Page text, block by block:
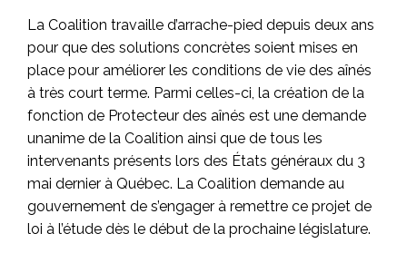
La Coalition travaille d’arrache-pied depuis deux ans
pour que des solutions concrètes soient mises en
place pour améliorer les conditions de vie des aînés
à très court terme. Parmi celles-ci, la création de la
fonction de Protecteur des aînés est une demande
unanime de la Coalition ainsi que de tous les
intervenants présents lors des États généraux du 3
mai dernier à Québec. La Coalition demande au
gouvernement de s’engager à remettre ce projet de
loi à l’étude dès le début de la prochaine législature.